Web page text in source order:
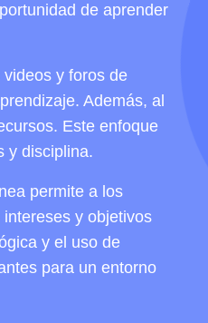
de aprender
y foros de
Además, al
Este enfoque
y disciplina.
permite a los
y objetivos
y el uso de
para un entorno